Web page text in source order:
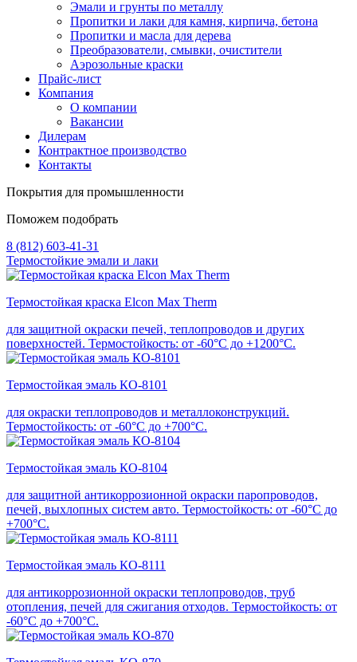
Эмали и грунты по металлу
Пропитки и лаки для камня, кирпича, бетона
Пропитки и масла для дерева
Преобразователи, смывки, очистители
Аэрозольные краски
Прайс-лист
Компания
О компании
Вакансии
Дилерам
Контрактное производство
Контакты
Покрытия для промышленности
Поможем подобрать
8 (812) 603-41-31
Термостойкие эмали и лаки
Термостойкая краска Elcon Max Therm
для защитной окраски печей, теплопроводов и других
поверхностей. Термостойкость: от -60°С до +1200°С.
Термостойкая эмаль КО-8101
для окраски теплопроводов и металлоконструкций.
Термостойкость: от -60°С до +700°С.
Термостойкая эмаль КО-8104
для защитной антикоррозионной окраски паропроводов,
печей, выхлопных систем авто. Термостойкость: от -60°С до
+700°С.
Термостойкая эмаль КО-8111
для антикоррозионной окраски теплопроводов, труб
отопления, печей для сжигания отходов. Термостойкость: от
-60°С до +700°С.